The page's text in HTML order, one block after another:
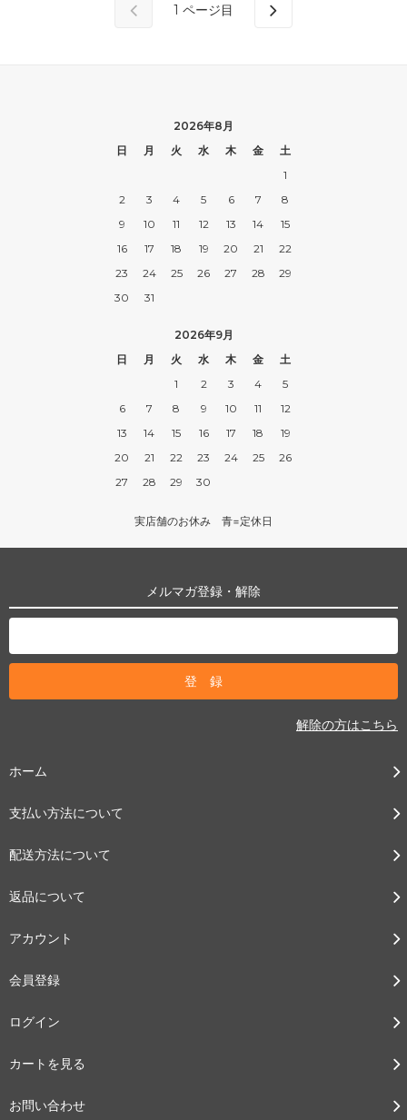
1 ページ目
2026年8月
日
月 火 水 木 金
土
1
2
3 4 5 6 7
8
9
10 11 12 13 14
15
16
17 18 19 20 21
22
23
24 25 26 27 28
29
30
31
2026年9月
日
月 火 水 木 金
土
1
2 3 4
5
6
7 8 9 10 11
12
13
14 15 16 17 18
19
20
21 22 23 24 25
26
27
28 29 30
実店舗のお休み 青=定休日
メルマガ登録・解除
解除の方はこちら
ホーム
支払い方法について
配送方法について
返品について
アカウント
会員登録
ログイン
カートを見る
お問い合わせ